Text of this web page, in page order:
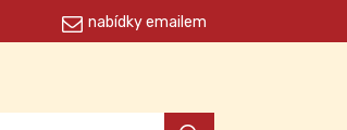
nabídky emailem